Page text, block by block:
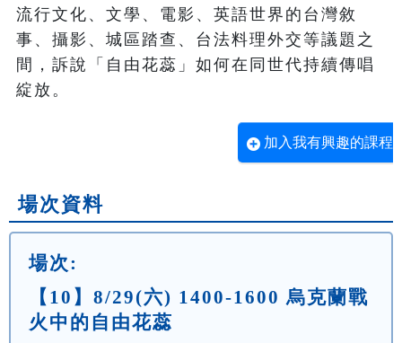
流行文化、文學、電影、英語世界的台灣敘
事、攝影、城區踏查、台法料理外交等議題之
間，訴說「自由花蕊」如何在同世代持續傳唱
綻放。
加入我有興趣的課程
場次資料
場次:
【10】8/29(六) 1400-1600 烏克蘭戰
火中的自由花蕊